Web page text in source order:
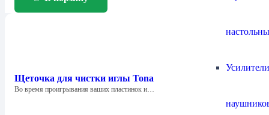
Щеточка для чистки иглы Tonar 4250 Clean Tip
Во время проигрывания ваших пластинок и…